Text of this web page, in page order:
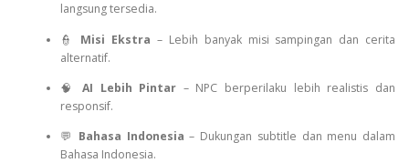
langsung tersedia.
👮 Misi Ekstra – Lebih banyak misi sampingan dan cerita
alternatif.
🧠 AI Lebih Pintar – NPC berperilaku lebih realistis dan
responsif.
💬 Bahasa Indonesia – Dukungan subtitle dan menu dalam
Bahasa Indonesia.